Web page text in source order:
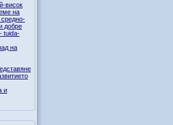
висок
на
средно-
добре
tuida-
на
и